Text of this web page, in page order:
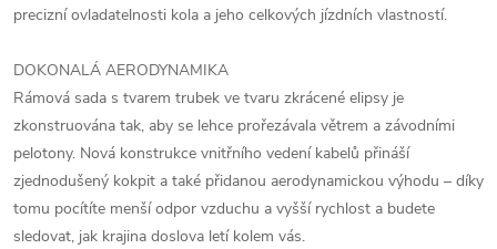
precizní ovladatelnosti kola a jeho celkových jízdních vlastností.
DOKONALÁ AERODYNAMIKA
Rámová sada s tvarem trubek ve tvaru zkrácené elipsy je
zkonstruována tak, aby se lehce prořezávala větrem a závodními
pelotony. Nová konstrukce vnitřního vedení kabelů přináší
zjednodušený kokpit a také přidanou aerodynamickou výhodu – díky
tomu pocítíte menší odpor vzduchu a vyšší rychlost a budete
sledovat, jak krajina doslova letí kolem vás.